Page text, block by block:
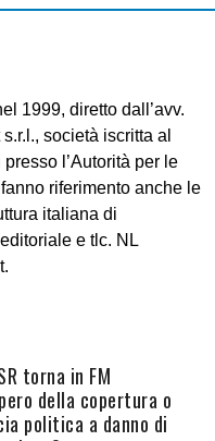
1999, diretto dall’avv.
società iscritta al
l’Autorità per le
riferimento anche le
italiana di
e tlc. NL
torna in FM
della copertura o
politica a danno di